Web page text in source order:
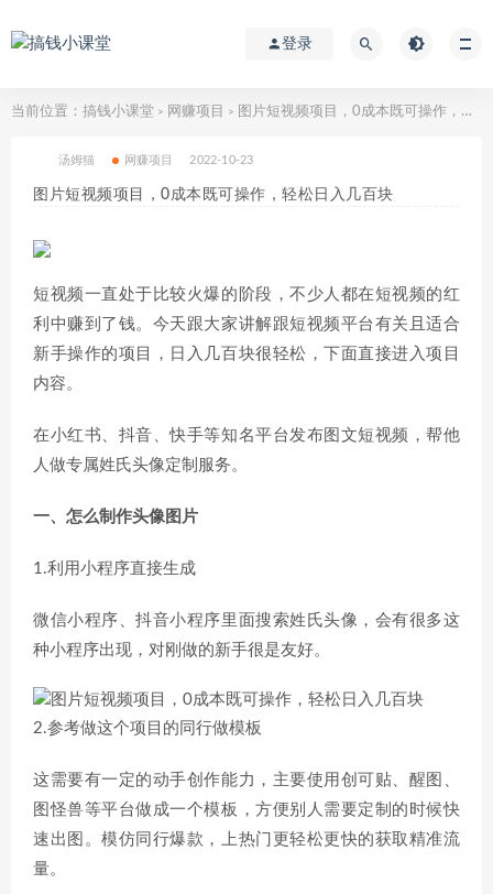
登录
当前位置： 搞钱小课堂 > 网赚项目 > 图片短视频项目，0成本既可操作，轻松日入几百块
汤姆猫 网赚项目 2022-10-23
图片短视频项目，0成本既可操作，轻松日入几百块
短视频一直处于比较火爆的阶段，不少人都在短视频的红
利中赚到了钱。今天跟大家讲解跟短视频平台有关且适合
新手操作的项目，日入几百块很轻松，下面直接进入项目
内容。
在小红书、抖音、快手等知名平台发布图文短视频，帮他
人做专属姓氏头像定制服务。
一、怎么制作头像图片
1.利用小程序直接生成
微信小程序、抖音小程序里面搜索姓氏头像，会有很多这
种小程序出现，对刚做的新手很是友好。
2.参考做这个项目的同行做模板
这需要有一定的动手创作能力，主要使用创可贴、醒图、
图怪兽等平台做成一个模板，方便别人需要定制的时候快
速出图。模仿同行爆款，上热门更轻松更快的获取精准流
量。